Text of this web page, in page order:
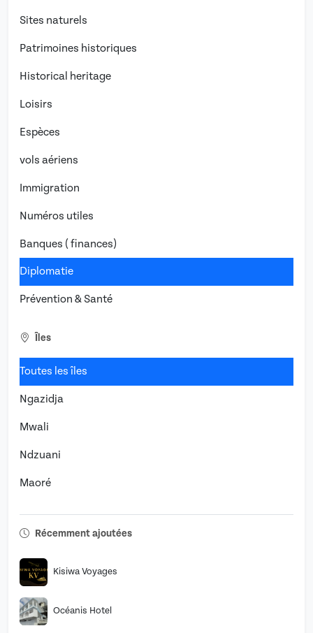
Sites naturels
Patrimoines historiques
Historical heritage
Loisirs
Espèces
vols aériens
Immigration
Numéros utiles
Banques ( finances)
Diplomatie
Prévention & Santé
Îles
Toutes les îles
Ngazidja
Mwali
Ndzuani
Maoré
Récemment ajoutées
Kisiwa Voyages
Océanis Hotel